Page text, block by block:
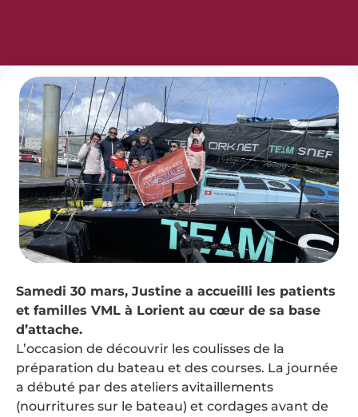
Samedi 30 mars, Justine a accueilli les patients
et familles VML à Lorient au cœur de sa base
d’attache.
L’occasion de découvrir les coulisses de la
préparation du bateau et des courses. La journée
a débuté par des ateliers avitaillements
(nourritures sur le bateau) et cordages avant de